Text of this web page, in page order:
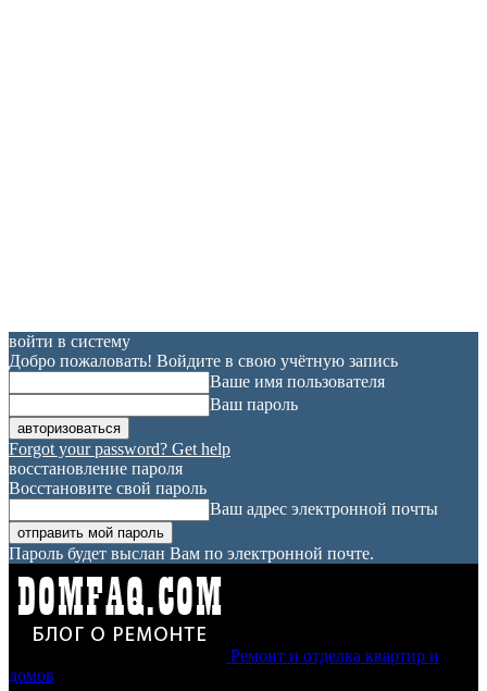
войти в систему
Добро пожаловать! Войдите в свою учётную запись
Ваше имя пользователя
Ваш пароль
Forgot your password? Get help
восстановление пароля
Восстановите свой пароль
Ваш адрес электронной почты
Пароль будет выслан Вам по электронной почте.
Ремонт и отделка квартир и
домов